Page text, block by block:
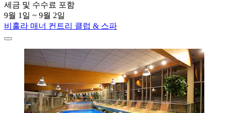
세금 및 수수료 포함
9월 1일 ~ 9월 2일
비훌라 매너 컨트리 클럽 & 스파